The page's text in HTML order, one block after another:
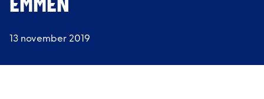
EMMEN
13 november 2019